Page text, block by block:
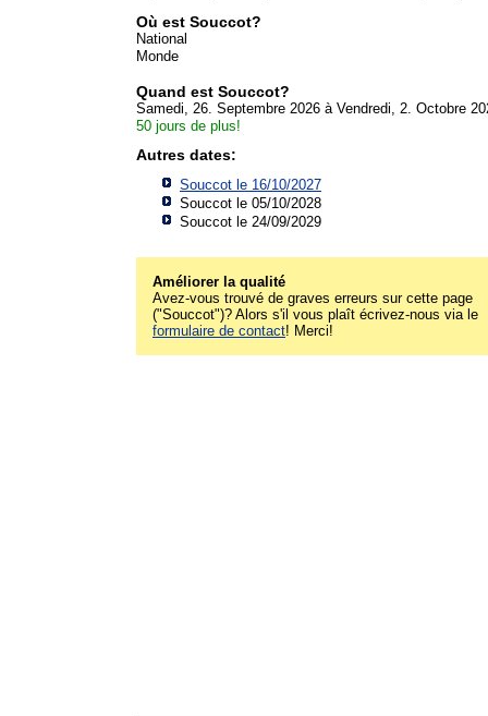
Où est Souccot?
National
Monde
Quand est Souccot?
Samedi, 26. Septembre 2026 à Vendredi, 2. Octobre
50 jours de plus!
Autres dates:
Souccot le 16/10/2027
Souccot le 05/10/2028
Souccot le 24/09/2029
Améliorer la qualité
Avez-vous trouvé de graves erreurs sur cette page
("Souccot")? Alors s'il vous plaît écrivez-nous via le
formulaire de contact! Merci!